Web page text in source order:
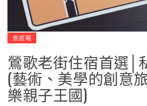
旅遊報
鶯歌老街住宿首選│
(藝術、美學的創意
樂親子王國)